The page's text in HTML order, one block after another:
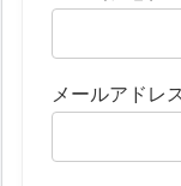
メールアドレ